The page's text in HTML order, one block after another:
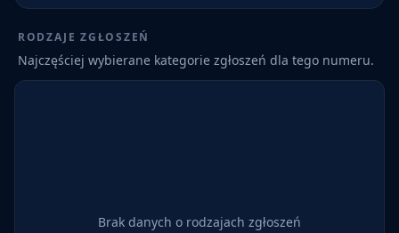
RODZAJE ZGŁOSZEŃ
Najczęściej wybierane kategorie zgłoszeń dla tego numeru.
Brak danych o rodzajach zgłoszeń